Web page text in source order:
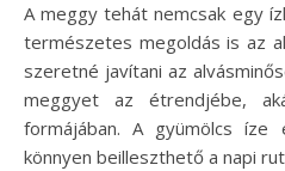
A meggy tehát nemcsak egy
természetes megoldás is az
szeretné javítani az
meggyet az étrendjébe,
formájában. A gyümölcs
könnyen beilleszthető a napi